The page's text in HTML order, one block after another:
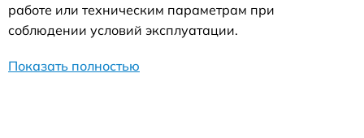
работе или техническим параметрам при
соблюдении условий эксплуатации.
Показать полностью